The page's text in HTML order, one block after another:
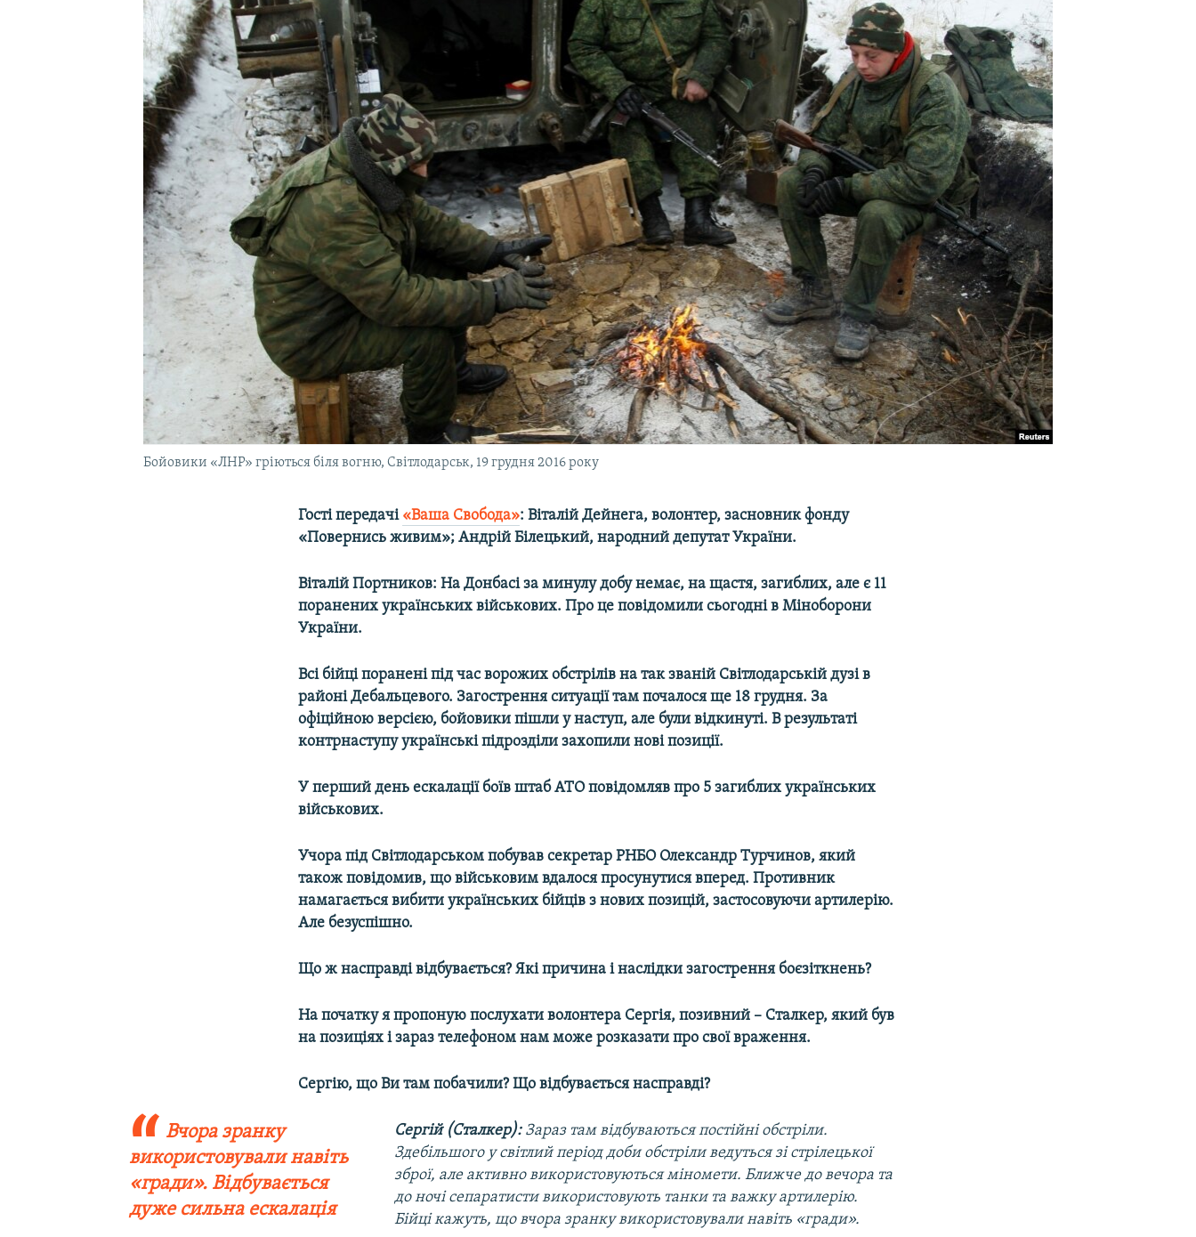
УКРАЇНСЬКА ПРОБЛЕМА КРИМУ
Бойовики «ЛНР» гріються біля вогню, Світлодарськ, 19 грудня 2016 року
Гості передачі «Ваша Свобода»: Віталій Дейнега, волонтер, засновник фонду
«Повернись живим»; Андрій Білецький, народний депутат України.
Віталій Портников: На Донбасі за минулу добу немає, на щастя, загиблих, але є 11
поранених українських військових. Про це повідомили сьогодні в Міноборони
України.
Всі бійці поранені під час ворожих обстрілів на так званій Світлодарській дузі в
районі Дебальцевого. Загострення ситуації там почалося ще 18 грудня. За
офіційною версією, бойовики пішли у наступ, але були відкинуті. В результаті
контрнаступу українські підрозділи захопили нові позиції.
У перший день ескалації боїв штаб АТО повідомляв про 5 загиблих українських
військових.
Учора під Світлодарськом побував секретар РНБО Олександр Турчинов, який
також повідомив, що військовим вдалося просунутися вперед. Противник
намагається вибити українських бійців з нових позицій, застосовуючи артилерію.
Але безуспішно.
Що ж насправді відбувається? Які причина і наслідки загострення боєзіткнень?
На початку я пропоную послухати волонтера Сергія, позивний – Сталкер, який був
на позиціях і зараз телефоном нам може розказати про свої враження.
Сергію, що Ви там побачили? Що відбувається насправді?
Вчора зранку
використовували навіть
«гради». Відбувається
дуже сильна ескалація
Сергій (Сталкер): Зараз там відбуваються постійні обстріли.
Здебільшого у світлий період доби обстріли ведуться зі стрілецької
зброї, але активно використовуються міномети. Ближче до вечора та
до ночі сепаратисти використовують танки та важку артилерію.
Бійці кажуть, щовчора зранку використовували навіть «гради».